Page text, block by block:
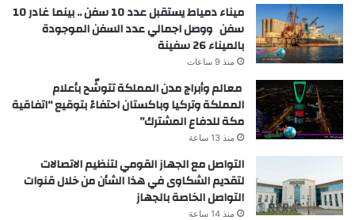
ميناء دمياط يستقبل عدد 10 سفن .. بينما غادر 10
سفن ووصل اجمالي عدد السفن الموجودة
بالميناء 26 سفينة
منذ 9 ساعات
معالم وأبراج مدن المملكة تتوشّح بأعلام
المملكة وتركيا وباكستان احتفاءً بتوقيع “اتفاقية
مكة للدفاع المشترك”
منذ 13 ساعة
التواصل مع الجهاز القومي لتنظيم الاتصالات
لتقديم الشكاوى في هذا الشأن من خلال قنوات
التواصل الخاصة بالجهاز
منذ 14 ساعة